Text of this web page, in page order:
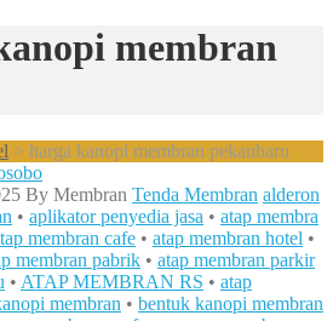
membran
> harga kanopi membran pekanbaru
By Membran Tenda Membran alderon
• aplikator penyedia jasa • atap membra
membran cafe • atap membran hotel •
membran pabrik • atap membran parkir
• ATAP MEMBRAN RS • atap
membran • bentuk kanopi membran